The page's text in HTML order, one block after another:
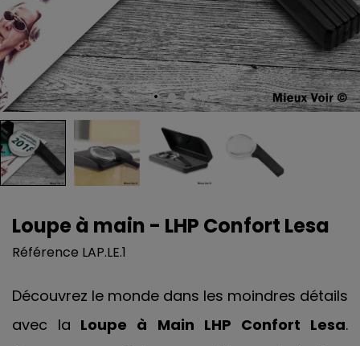
Loupe à main - LHP Confort Lesa
Référence LAP.LE.1
Découvrez le monde dans les moindres détails
avec la Loupe à Main LHP Confort Lesa.